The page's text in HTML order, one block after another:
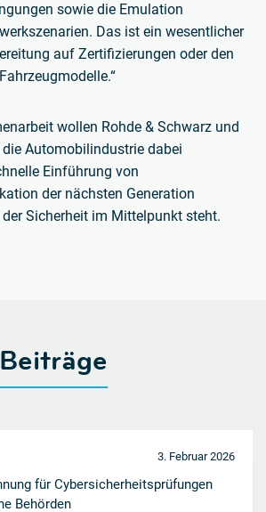
sowie die Emulation
Das ist ein wesentlicher
auf Zertifizierungen oder den
wollen Rohde & Schwarz und
Automobilindustrie dabei
Einführung von
der nächsten Generation
Sicherheit im Mittelpunkt steht.
3. Februar 2026
für Cybersicherheitsprüfungen
Behörden